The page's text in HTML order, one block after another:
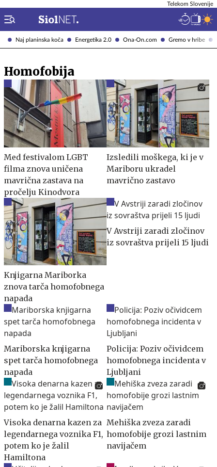
Naj planinska koča Energetika 2.0 Ona-On.com Gremo v hribe
Telekom Slovenije
Homofobija
Med festivalom LGBT
filma znova uničena
mavrična zastava na
pročelju Kinodvora
Izsledili moškega, ki je v
Mariboru ukradel
mavrično zastavo
Knjigarna Mariborka
znova tarča homofobnega
napada
V Avstriji zaradi zločinov
iz sovraštva prijeli 15 ljudi
Mariborska knjigarna
spet tarča homofobnega
napada
Policija: Poziv očividcem
homofobnega incidenta v
Ljubljani
Visoka denarna kazen za
legendarnega voznika F1,
potem ko je žalil
Hamiltona
Mehiška zveza zaradi
homofobije grozi lastnim
navijačem